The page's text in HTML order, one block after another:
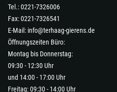
Tel.: 0221-7326006
Fax: 0221-7326541
E-Mail: info@terhaag-gierens.de
Öffnungszeiten Büro:
Montag bis Donnerstag:
09:30 - 12:30 Uhr
und 14:00 - 17:00 Uhr
Freitag: 09:30 - 14:00 Uhr